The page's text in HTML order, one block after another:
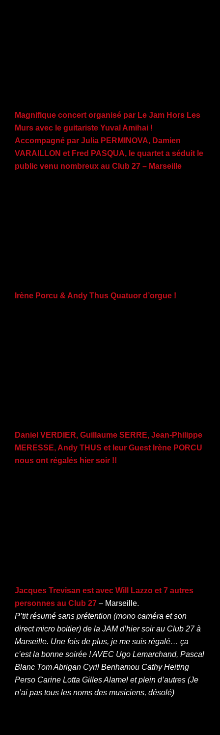
Magnifique concert organisé par Le Jam Hors Les
Murs avec le guitariste Yuval Amihai !
Accompagné par Julia PERMINOVA, Damien
VARAILLON et Fred PASQUA, le quartet a séduit le
public venu nombreux au Club 27 – Marseille
Irène Porcu & Andy Thus Quatuor d’orgue !
Daniel VERDIER, Guillaume SERRE, Jean-Philippe
MERESSE, Andy THUS et leur Guest Irène PORCU
nous ont régalés hier soir !!
Jacques Trevisan est avec Will Lazzo et 7 autres
personnes au Club 27 – Marseille.
P’tit résumé sans prétention (mono caméra et son
direct micro boitier) de la JAM d’hier soir au Club 27 à
Marseille. Une fois de plus, je me suis régalé… ça
c’est la bonne soirée ! AVEC Ugo Lemarchand, Pascal
Blanc Tom Abrigan Cyril Benhamou Cathy Heiting
Perso Carine Lotta Gilles Alamel et plein d’autres (Je
n’ai pas tous les noms des musiciens, désolé)